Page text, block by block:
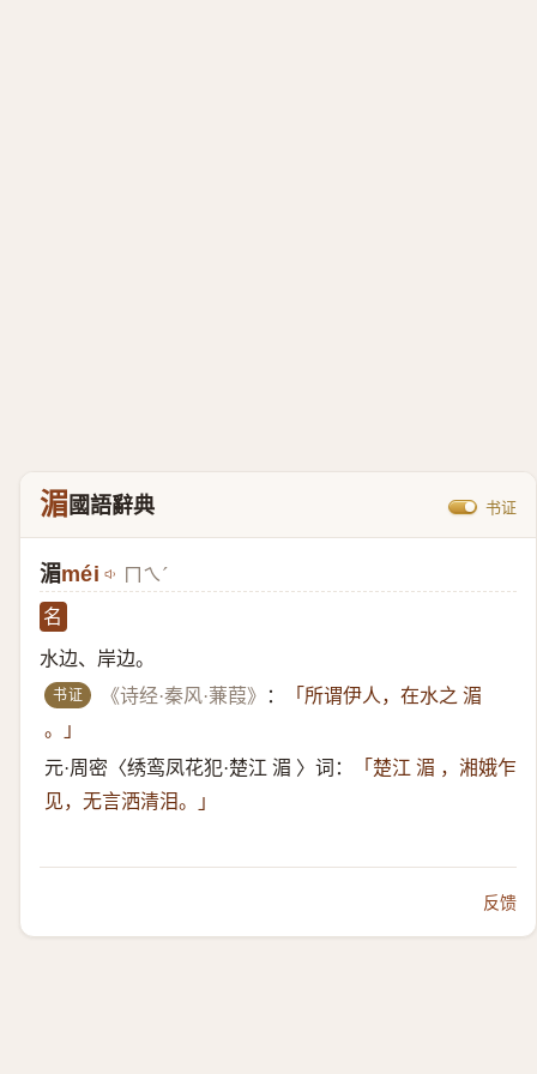
湄國語辭典 书证
湄méi ㄇㄟˊ
名
水边、岸边。
书证 《诗经·秦风·蒹葭》 ：
「所谓伊人，在水之 湄
。」
元·周密〈绣鸾凤花犯·楚江 湄 〉词：
「楚江 湄 ，湘娥乍
见，无言洒清泪。」
反馈